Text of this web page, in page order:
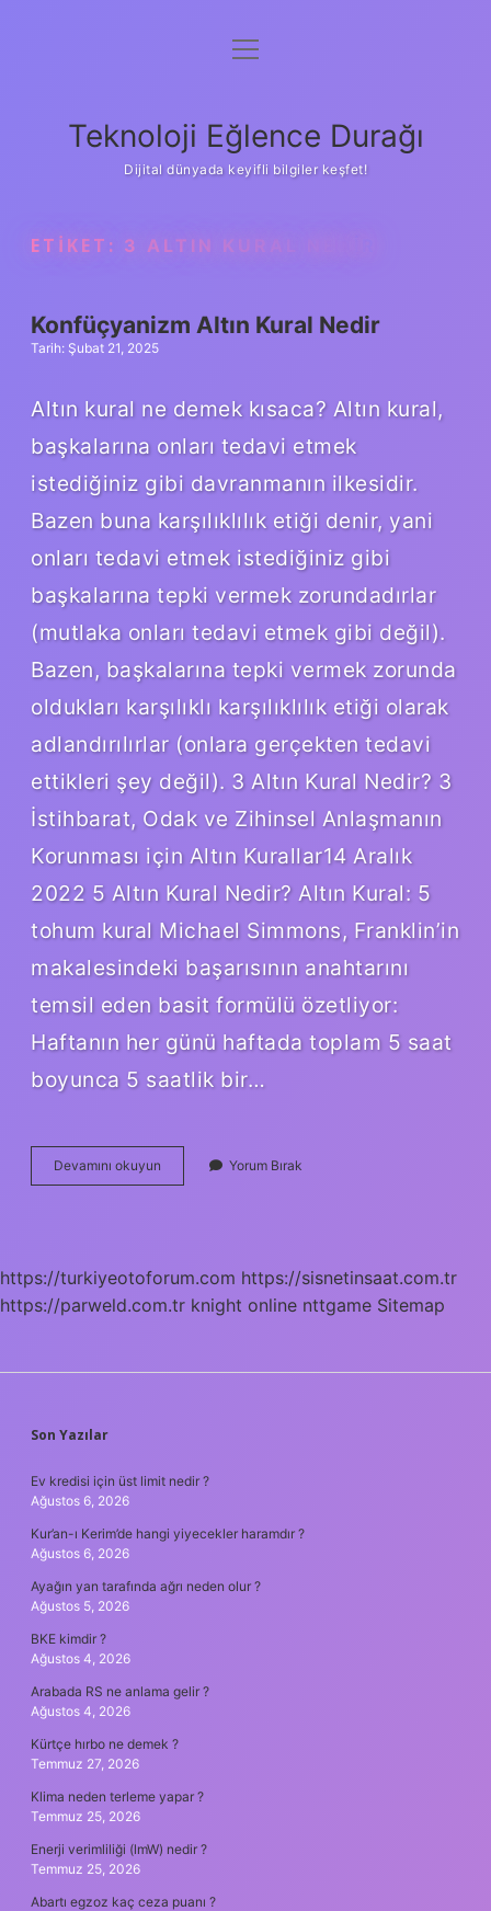
Anasayfa
Yasal Uyarı
menüyü
Teknoloji Eğlence Durağı
Dijital dünyada keyifli bilgiler keşfet!
ETIKET: 3 ALTIN KURAL NEDIR
Konfüçyanizm Altın Kural Nedir
Tarih: Şubat 21, 2025
Altın kural ne demek kısaca? Altın kural,
başkalarına onları tedavi etmek
istediğiniz gibi davranmanın ilkesidir.
Bazen buna karşılıklılık etiği denir, yani
onları tedavi etmek istediğiniz gibi
başkalarına tepki vermek zorundadırlar
(mutlaka onları tedavi etmek gibi değil).
Bazen, başkalarına tepki vermek zorunda
oldukları karşılıklı karşılıklılık etiği olarak
adlandırılırlar (onlara gerçekten tedavi
ettikleri şey değil). 3 Altın Kural Nedir? 3
İstihbarat, Odak ve Zihinsel Anlaşmanın
Korunması için Altın Kurallar14 Aralık
2022 5 Altın Kural Nedir? Altın Kural: 5
tohum kural Michael Simmons, Franklin’in
makalesindeki başarısının anahtarını
temsil eden basit formülü özetliyor:
Haftanın her günü haftada toplam 5 saat
boyunca 5 saatlik bir…
Devamını okuyun Konfüçyanizm
Altın
Yorum Bırak
https://turkiyeotoforum.com https://sisnetinsaat.com.tr
https://parweld.com.tr knight online nttgame Sitemap
SIDEBAR
Son Yazılar
Ev kredisi için üst limit nedir ?
Ağustos 6, 2026
Kur’an-ı Kerim’de hangi yiyecekler haramdır ?
Ağustos 6, 2026
Ayağın yan tarafında ağrı neden olur ?
Ağustos 5, 2026
BKE kimdir ?
Ağustos 4, 2026
Arabada RS ne anlama gelir ?
Ağustos 4, 2026
Kürtçe hırbo ne demek ?
Temmuz 27, 2026
Klima neden terleme yapar ?
Temmuz 25, 2026
Enerji verimliliği (lmW) nedir ?
Temmuz 25, 2026
Abartı egzoz kaç ceza puanı ?